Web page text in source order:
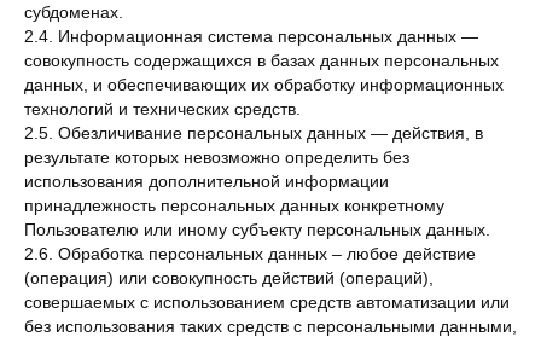
субдоменах.
2.4. Информационная система персональных данных —
совокупность содержащихся в базах данных персональных
данных, и обеспечивающих их обработку информационных
технологий и технических средств.
2.5. Обезличивание персональных данных — действия, в
результате которых невозможно определить без
использования дополнительной информации
принадлежность персональных данных конкретному
Пользователю или иному субъекту персональных данных.
2.6. Обработка персональных данных – любое действие
(операция) или совокупность действий (операций),
совершаемых с использованием средств автоматизации или
без использования таких средств с персональными данными,